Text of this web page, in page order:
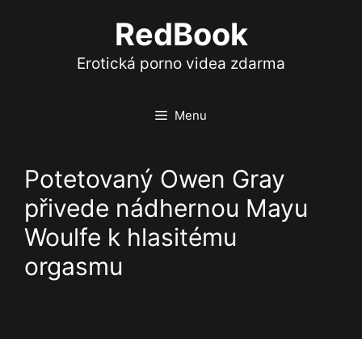
RedBook
Erotická porno videa zdarma
Menu
Potetovaný Owen Gray
přivede nádhernou Mayu
Woulfe k hlasitému
orgasmu